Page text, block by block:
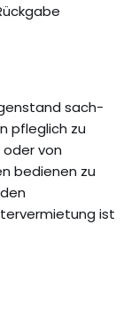
sach-
pfleglich zu
von
bedienen zu
ist